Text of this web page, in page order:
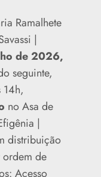
Ramalhete
|
de 2026,
seguinte,
14h,
no Asa de
|
distribuição
ordem de
Acesso